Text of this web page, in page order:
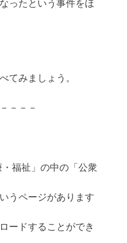
ったという事件をほ
てみましょう。
－－－
福祉」の中の「公衆
いうページがあります
ードすることができ